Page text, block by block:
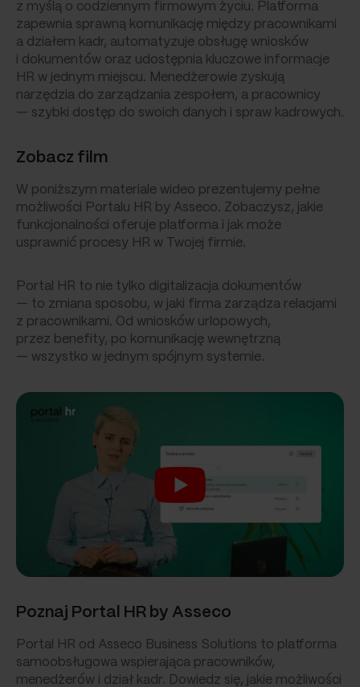
z myślą o codziennym firmowym życiu. Platforma
zapewnia sprawną komunikację między pracownikami
a działem kadr, automatyzuje obsługę wniosków
i dokumentów oraz udostępnia kluczowe informacje
HR w jednym miejscu. Menedżerowie zyskują
narzędzia do zarządzania zespołem, a pracownicy
— szybki dostęp do swoich danych i spraw kadrowych.
Zobacz film
W poniższym materiale wideo prezentujemy pełne
możliwości Portalu HR by Asseco. Zobaczysz, jakie
funkcjonalności oferuje platforma i jak może
usprawnić procesy HR w Twojej firmie.
Portal HR to nie tylko digitalizacja dokumentów
— to zmiana sposobu, w jaki firma zarządza relacjami
z pracownikami. Od wniosków urlopowych,
przez benefity, po komunikację wewnętrzną
— wszystko w jednym spójnym systemie.
Poznaj Portal HR by Asseco
Portal HR od Asseco Business Solutions to platforma
samoobsługowa wspierająca pracowników,
menedżerów i dział kadr. Dowiedz się, jakie możliwości